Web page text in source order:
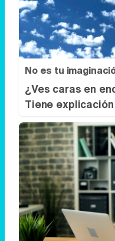
No es tu
¿Ves caras en
Tiene explicación